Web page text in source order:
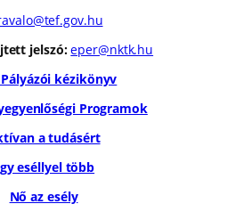
jelszó: eper@nktk.hu
Pályázói kézikönyv
Programok
a tudásért
eséllyel több
Nő az esély